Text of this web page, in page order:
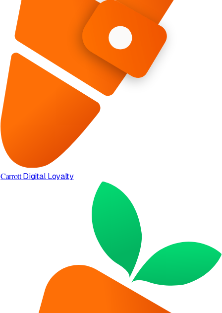
Carrott Digital Loyalty